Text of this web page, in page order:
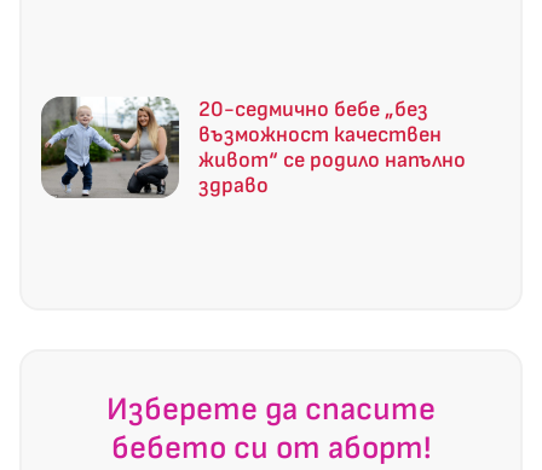
20-седмично бебе „без
възможност качествен
живот“ се родило напълно
здраво
Изберете да спасите
бебето си от аборт!